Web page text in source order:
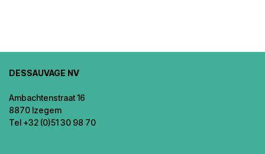
DESSAUVAGE NV
Ambachtenstraat 16
8870 Izegem
Tel +32 (0)51 30 98 70